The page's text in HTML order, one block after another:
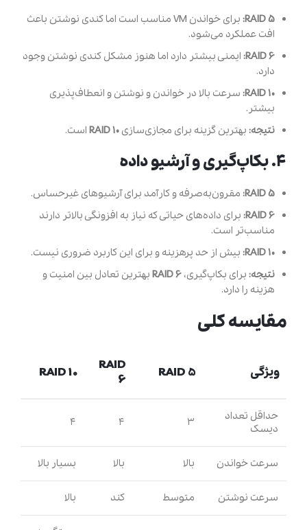
RAID 5:
برای خواندن VM مناسب است اما کندی نوشتن باعث
افت عملکرد می‌شود.
RAID 6: ایمنی بیشتر دارد اما هنوز مشکل کندی نوشتن وجود
دارد.
RAID 10: سرعت بالا در خواندن و نوشتن و انعطاف‌پذیری
بیشتر.
نتیجه: بهترین گزینه برای مجازی‌سازی RAID 10 است.
۴. بکاپ‌گیری و آرشیو داده
RAID 5: مقرون‌به‌صرفه و کارآمد برای آرشیوهای غیرحساس.
RAID 6: برای داده‌های حیاتی که نیاز به افزونگی بالاتر دارند
مناسب‌تر است.
RAID 10: بیش از حد پرهزینه و برای این کاربرد ضروری نیست.
نتیجه: برای بکاپ‌گیری، RAID 6 بهترین تعادل بین امنیت و
هزینه را دارد.
مقایسه کلی
ویژگی RAID 5
RAID
6
RAID 10
حداقل تعداد
دیسک
۳ ۴ ۴
سرعت خواندن بالا بالا بسیار بالا
سرعت نوشتن متوسط کند بالا